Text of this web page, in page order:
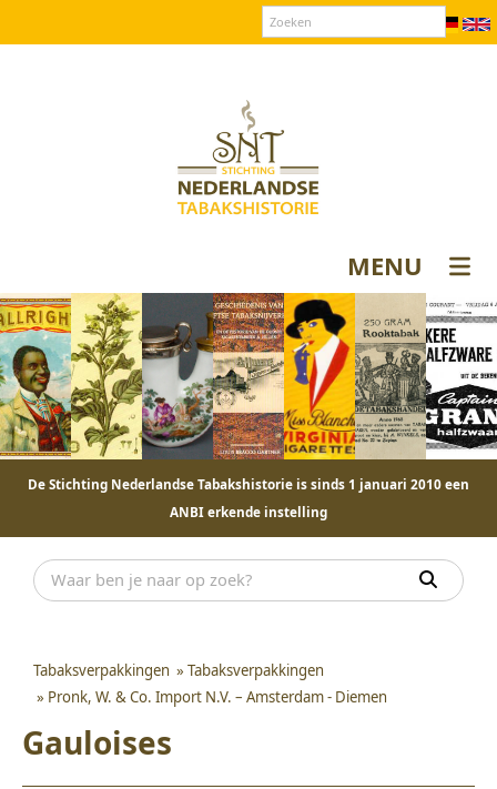
MENU
De Stichting Nederlandse Tabakshistorie is sinds 1 januari 2010 een
ANBI erkende instelling
Tabaksverpakkingen » Tabaksverpakkingen
» Pronk, W. & Co. Import N.V. – Amsterdam - Diemen
Gauloises